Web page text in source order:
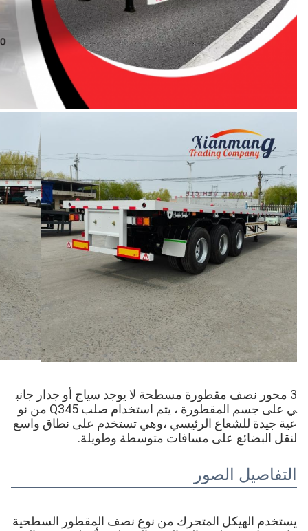
3 محور نصف مقطورة مسطحة لا يوجد سياج أو جدار جانب
ي على جسم المقطورة ، يتم استخدام صلب Q345 من نو
عية جيدة للشعاع الرئيسي ،وهي تستخدم على نطاق واسع
لنقل البضائع على مسافات متوسطة وطويلة.
التفاصيل الصور
يستخدم الهيكل المتحرك من نوع نصف المقطور السطحية